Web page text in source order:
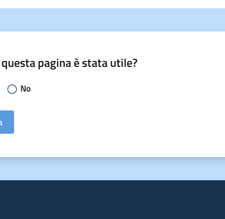
questa pagina è stata utile?
la risposta:
No